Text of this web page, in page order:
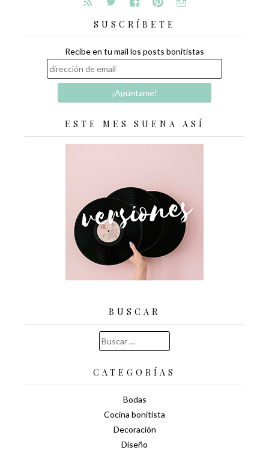
SUSCRÍBETE
Recibe en tu mail los posts bonitistas
ESTE MES SUENA ASÍ
BUSCAR
Buscar:
CATEGORÍAS
Bodas
Cocina bonitista
Decoración
Diseño